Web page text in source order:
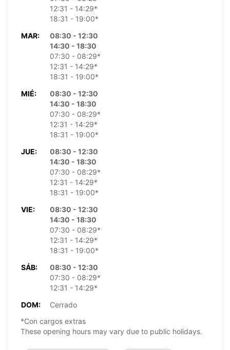
12:31 - 14:29*
18:31 - 19:00*
MAR:
08:30 - 12:30
14:30 - 18:30
07:30 - 08:29*
12:31 - 14:29*
18:31 - 19:00*
MIÉ:
08:30 - 12:30
14:30 - 18:30
07:30 - 08:29*
12:31 - 14:29*
18:31 - 19:00*
JUE:
08:30 - 12:30
14:30 - 18:30
07:30 - 08:29*
12:31 - 14:29*
18:31 - 19:00*
VIE:
08:30 - 12:30
14:30 - 18:30
07:30 - 08:29*
12:31 - 14:29*
18:31 - 19:00*
SÁB:
08:30 - 12:30
07:30 - 08:29*
12:31 - 14:29*
DOM:
Cerrado
*Con cargos extras
These opening hours may vary due to public holidays.